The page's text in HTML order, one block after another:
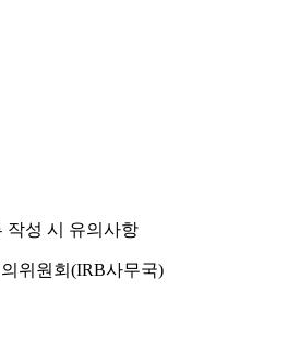
성 시 유의사항
위원회(IRB사무국)